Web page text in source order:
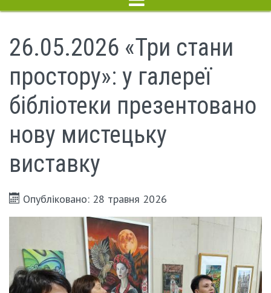
26.05.2026 «Три стани
простору»: у галереї
бібліотеки презентовано
нову мистецьку
виставку
Опубліковано: 28 травня 2026